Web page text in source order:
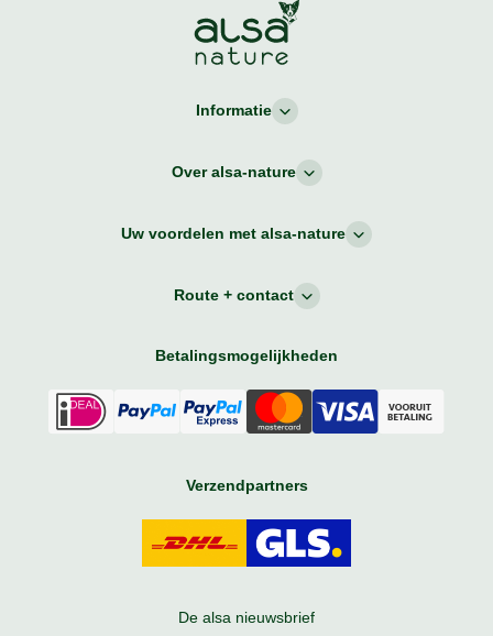
Informatie
Over alsa-nature
Uw voordelen met alsa-nature
Route + contact
Betalingsmogelijkheden
Verzendpartners
De alsa nieuwsbrief